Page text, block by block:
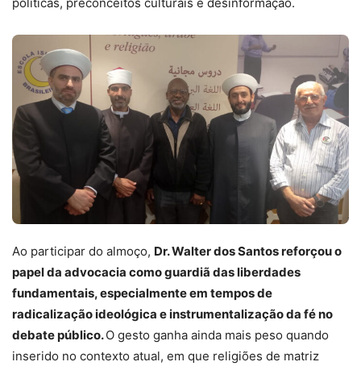
Ao participar do almoço, Dr. Walter dos Santos reforçou o
papel da advocacia como guardiã das liberdades
fundamentais, especialmente em tempos de
radicalização ideológica e instrumentalização da fé no
debate público.O gesto ganha ainda mais peso quando
inserido no contexto atual, em que religiões de matriz